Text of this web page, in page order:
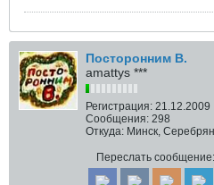
Посторонним В.
amattys ***
Регистрация: 21.12.2009
Сообщения: 298
Откуда: Минск,
Переслать сообщение: